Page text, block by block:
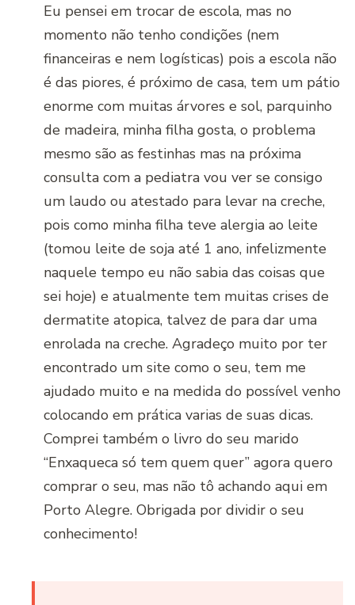
Eu pensei em trocar de escola, mas no
momento não tenho condições (nem
financeiras e nem logísticas) pois a escola não
é das piores, é próximo de casa, tem um pátio
enorme com muitas árvores e sol, parquinho
de madeira, minha filha gosta, o problema
mesmo são as festinhas mas na próxima
consulta com a pediatra vou ver se consigo
um laudo ou atestado para levar na creche,
pois como minha filha teve alergia ao leite
(tomou leite de soja até 1 ano, infelizmente
naquele tempo eu não sabia das coisas que
sei hoje) e atualmente tem muitas crises de
dermatite atopica, talvez de para dar uma
enrolada na creche. Agradeço muito por ter
encontrado um site como o seu, tem me
ajudado muito e na medida do possível venho
colocando em prática varias de suas dicas.
Comprei também o livro do seu marido
“Enxaqueca só tem quem quer” agora quero
comprar o seu, mas não tô achando aqui em
Porto Alegre. Obrigada por dividir o seu
conhecimento!